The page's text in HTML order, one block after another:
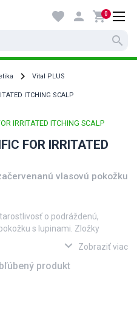
search
favorite person shopping_cart0
Vital PLUS
ITCHING SCALP
FOR IRRITATED
vlasovú pokožku
o podráždenú,
s lupinami. Zložky
mikroflóru vlasovej pokožky a
Prípravok pôsobí upokojujúco a
expand_more Zobraziť viac
produkt